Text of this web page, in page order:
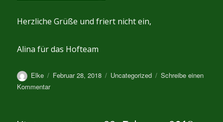
Herzliche Grüße und friert nicht ein,
Alina für das Hofteam
Autor
Elke
Veröffentlicht
Februar 28, 2018 Kategorien
Uncategorized
Schreibe einen
Kommentarzu